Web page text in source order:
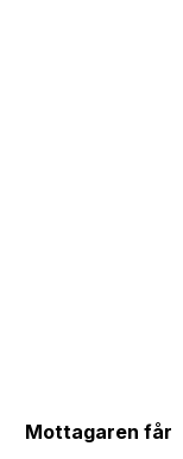
Mottagaren får